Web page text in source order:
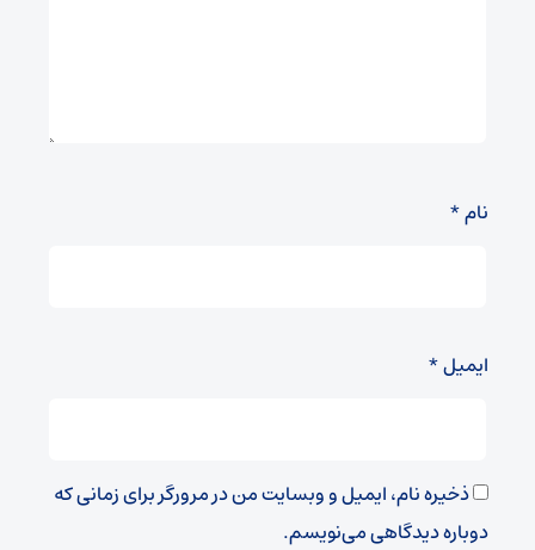
نام*
ایمیل*
ذخیره نام، ایمیل و وبسایت من در مرورگر برای زمانی که
دوباره دیدگاهی می‌نویسم.